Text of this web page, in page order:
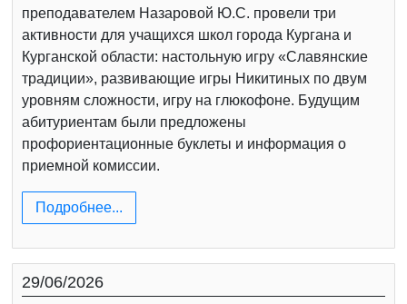
преподавателем Назаровой Ю.С. провели три
активности для учащихся школ города Кургана и
Курганской области: настольную игру «Славянские
традиции», развивающие игры Никитиных по двум
уровням сложности, игру на глюкофоне. Будущим
абитуриентам были предложены
профориентационные буклеты и информация о
приемной комиссии.
Подробнее...
29/06/2026